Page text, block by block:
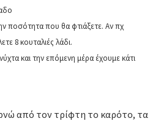
ποσότητα που θα φτιάξετε. Αν πχ
8 κουταλιές λάδι.
και την επόμενη μέρα έχουμε κάτι
από τον τρίφτη το καρότο, τα